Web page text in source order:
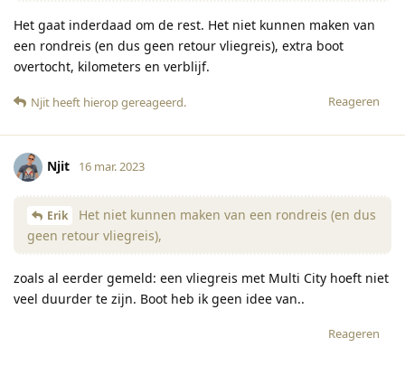
Het gaat inderdaad om de rest. Het niet kunnen maken van
een rondreis (en dus geen retour vliegreis), extra boot
overtocht, kilometers en verblijf.
Reageren
Njit heeft hierop gereageerd.
Njit 16 mar. 2023
Erik
Het niet kunnen maken van een rondreis (en dus
geen retour vliegreis),
zoals al eerder gemeld: een vliegreis met Multi City hoeft niet
veel duurder te zijn. Boot heb ik geen idee van..
Reageren